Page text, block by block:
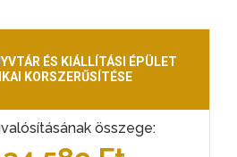
ÉS KIÁLLÍTÁSI ÉPÜLET
KORSZERŰSÍTÉSE
összege: